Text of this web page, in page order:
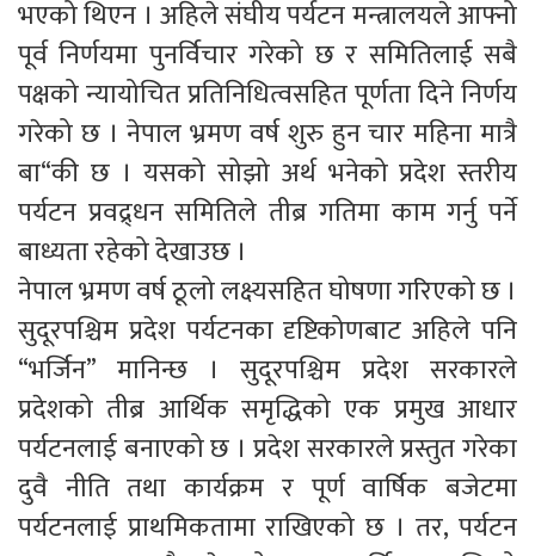
भएको थिएन । अहिले संघीय पर्यटन मन्त्रालयले आफ्नो
पूर्व निर्णयमा पुनर्विचार गरेको छ र समितिलाई सबै
पक्षको न्यायोचित प्रतिनिधित्वसहित पूर्णता दिने निर्णय
गरेको छ । नेपाल भ्रमण वर्ष शुरु हुन चार महिना मात्रै
बा“की छ । यसको सोझो अर्थ भनेको प्रदेश स्तरीय
पर्यटन प्रवद्र्धन समितिले तीब्र गतिमा काम गर्नु पर्ने
बाध्यता रहेको देखाउछ ।
नेपाल भ्रमण वर्ष ठूलो लक्ष्यसहित घोषणा गरिएको छ ।
सुदूरपश्चिम प्रदेश पर्यटनका दृष्टिकोणबाट अहिले पनि
“भर्जिन” मानिन्छ । सुदूरपश्चिम प्रदेश सरकारले
प्रदेशको तीब्र आर्थिक समृद्धिको एक प्रमुख आधार
पर्यटनलाई बनाएको छ । प्रदेश सरकारले प्रस्तुत गरेका
दुवै नीति तथा कार्यक्रम र पूर्ण वार्षिक बजेटमा
पर्यटनलाई प्राथमिकतामा राखिएको छ । तर, पर्यटन